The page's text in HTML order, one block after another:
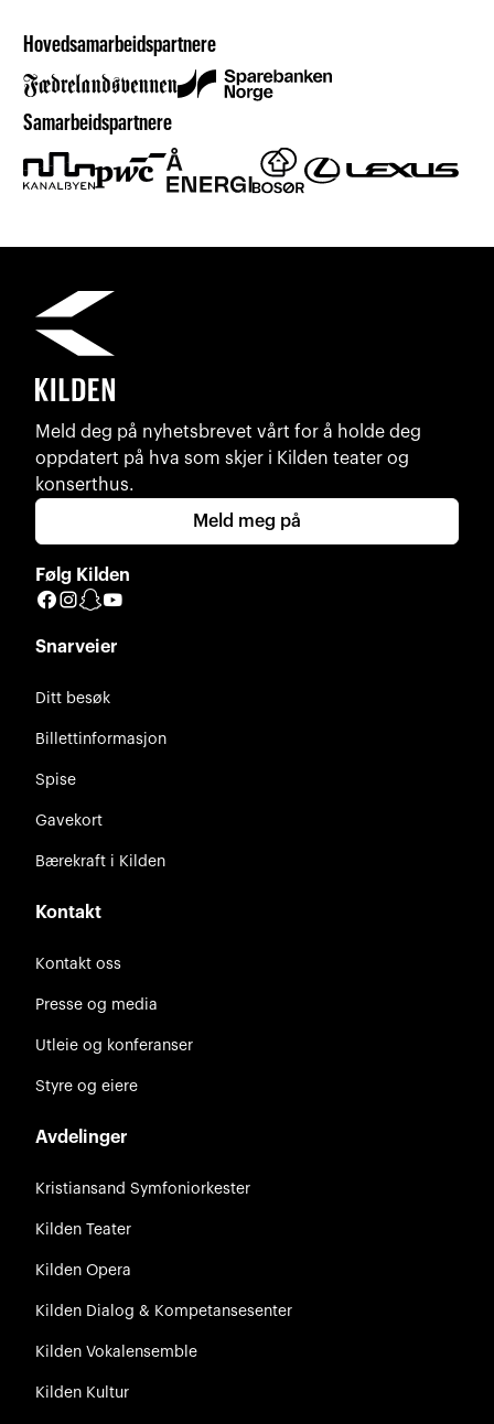
Hovedsamarbeidspartnere
Samarbeidspartnere
Meld deg på nyhetsbrevet vårt for å holde deg
oppdatert på hva som skjer i Kilden teater og
konserthus.
Meld meg på
Følg Kilden
Facebook
Instagram
Snapchat
Snarveier
Ditt besøk
Billettinformasjon
Spise
Gavekort
Bærekraft i Kilden
Kontakt
Kontakt oss
Presse og media
Utleie og konferanser
Styre og eiere
Avdelinger
Kristiansand Symfoniorkester
Kilden Teater
Kilden Opera
Kilden Dialog & Kompetansesenter
Kilden Vokalensemble
Kilden Kultur